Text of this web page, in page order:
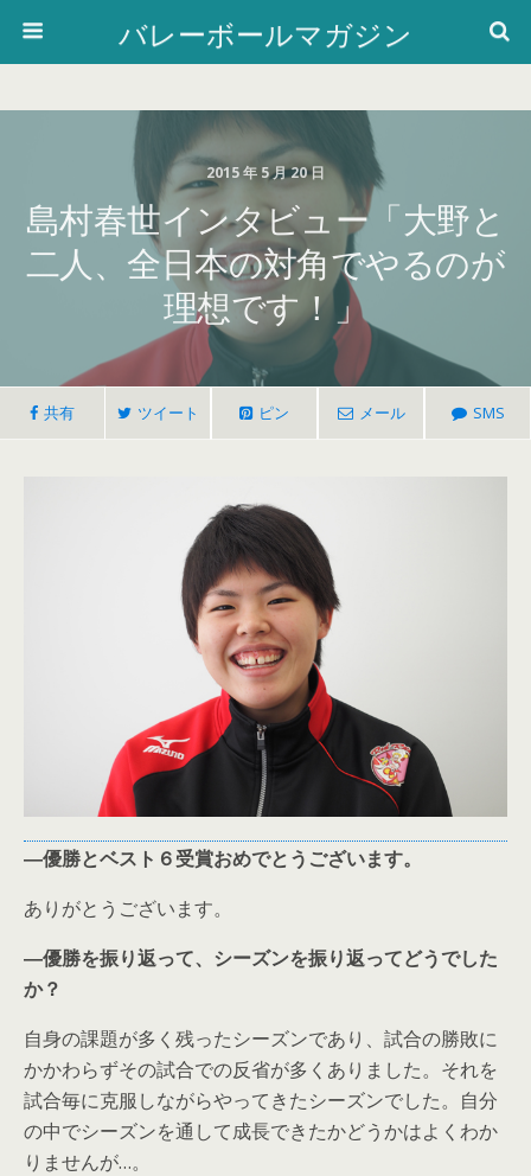
バレーボールマガジン
2015 年 5 月 20 日
島村春世インタビュー「大野と
二人、全日本の対角でやるのが
理想です！」
共有 ツイート ピン メール SMS
―優勝とベスト６受賞おめでとうございます。
ありがとうございます。
―優勝を振り返って、シーズンを振り返ってどうでした
か？
自身の課題が多く残ったシーズンであり、試合の勝敗に
かかわらずその試合での反省が多くありました。それを
試合毎に克服しながらやってきたシーズンでした。自分
の中でシーズンを通して成長できたかどうかはよくわか
りませんが…。